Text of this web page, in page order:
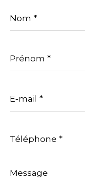
*
*
mail
*
*
Message
*